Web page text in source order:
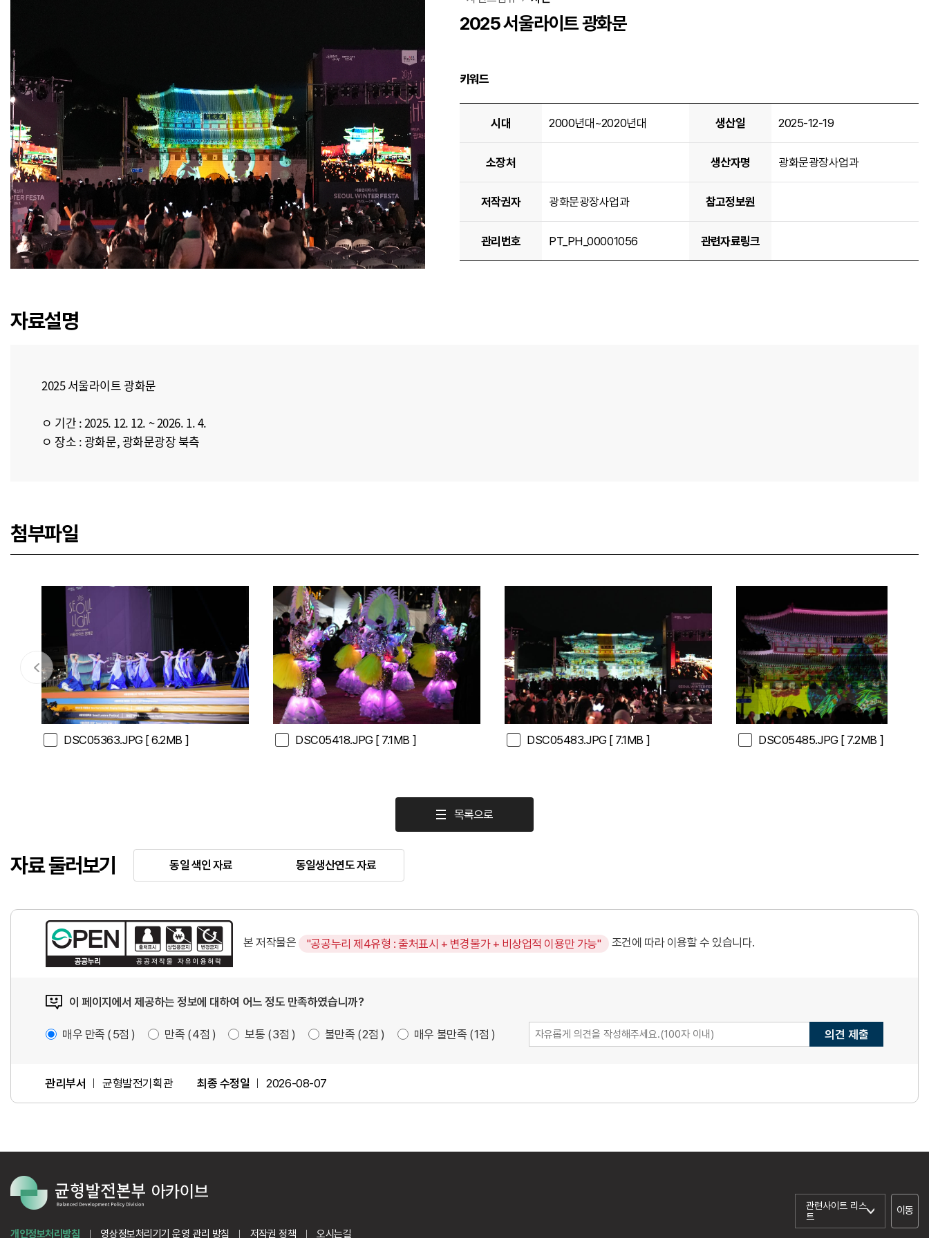
2025 서울라이트 광화문
키워드
2025 서울라이트 광화문 상세정보 - 시대, 생산일, 소장처, 생산자명, 저작권자, 참고정보원, 관리번호, 관련자료 링크 순으로 정보제공
시대 2000년대~2020년대 생산일 2025-12-19
소장처 생산자명 광화문광장사업과
저작권자 광화문광장사업과 참고정보원
관리번호 PT_PH_00001056 관련자료링크
자료설명
2025 서울라이트 광화문
ㅇ 기간 : 2025. 12. 12. ~ 2026. 1. 4.
ㅇ 장소 : 광화문, 광화문광장 북측
첨부파일
DSC05363.JPG [ 6.2MB ] DSC05418.JPG [ 7.1MB ] DSC05483.JPG [ 7.1MB ] DSC05485.JPG [ 7.2MB ]
목록으로
자료 둘러보기 동일 색인 자료 동일생산연도 자료
본 저작물은 "공공누리 제4유형 : 출처표시 + 변경불가 + 비상업적 이용만 가능" 조건에 따라 이용할 수 있습니다.
이 페이지에서 제공하는 정보에 대하여 어느 정도 만족하였습니까?
매우 만족 5점 만족 4점 보통 3점 불만족 2점 매우 불만족 1점 의견 제출
관리부서 균형발전기획관 최종 수정일 2026-08-07
개인정보처리방침 영상정보처리기기 운영 관리 방침 저작권 정책 오시는길
관련사이트 리스
트
이동